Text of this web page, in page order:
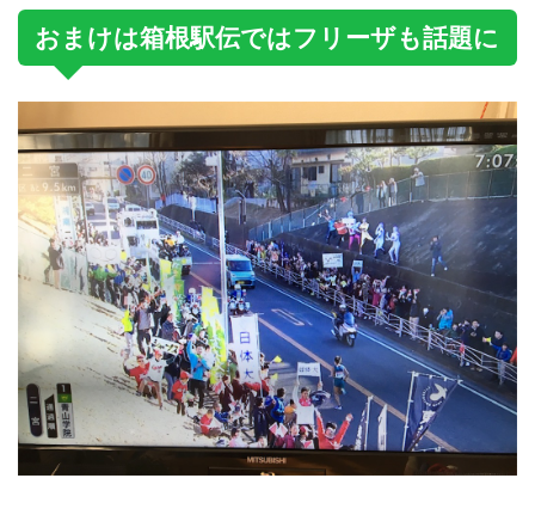
おまけは箱根駅伝ではフリーザも話題に